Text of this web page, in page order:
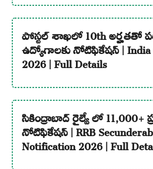
పోస్టల్ శాఖలో 10th అర్హతతో
ఉద్యోగాలకు నోటిఫికేషన్ | India
2026 | Full Details
సికింద్రాబాద్ రైల్వే లో 11,000+
నోటిఫికేషన్ | RRB
Notification 2026 | Full